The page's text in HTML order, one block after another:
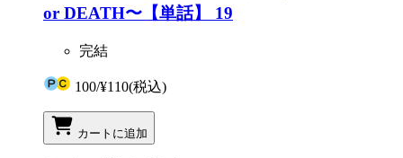
or DEATH〜【単話】 19
完結
100/¥110(税込)
カートに追加